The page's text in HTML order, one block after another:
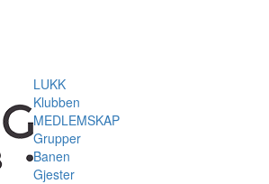
LUKK
Klubben
MEDLEMSKAP
Grupper
Banen
Gjester